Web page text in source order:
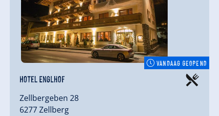
VANDAAG GEOPEND
Hotel Englhof
Zellbergeben 28
6277 Zellberg